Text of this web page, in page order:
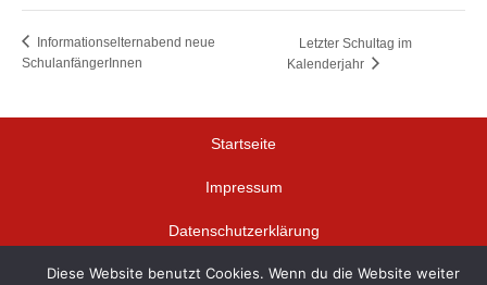
Informationselternabend neue
SchulanfängerInnen
Letzter Schultag im
Kalenderjahr
Startseite
Impressum
Datenschutzerklärung
© Schloss-Schule Durlach 2024
Diese Website benutzt Cookies. Wenn du die Website weiter